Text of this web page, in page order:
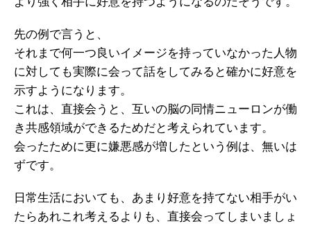
先の例で言うと、
それまで何一つ良いイメージを持っていなかった人物
に対しても実際に会って話をしてみると確かに好意を
示すようになります。
これは、直接会うと、互いの脳の同情ニューロンが働
き共感領域ができるためだと考えられています。
会ったために更に嫌悪感が増したという例は、無いは
ずです。
日常生活においても、あまり好意を持てない相手がい
たらあれこれ考えるよりも、直接会ってしまいましょ